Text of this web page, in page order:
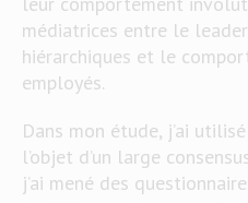
médiatrices entre le
hiérarchiques et le
employés.
Dans mon étude, j’ai
l’objet d’un large
j’ai mené des